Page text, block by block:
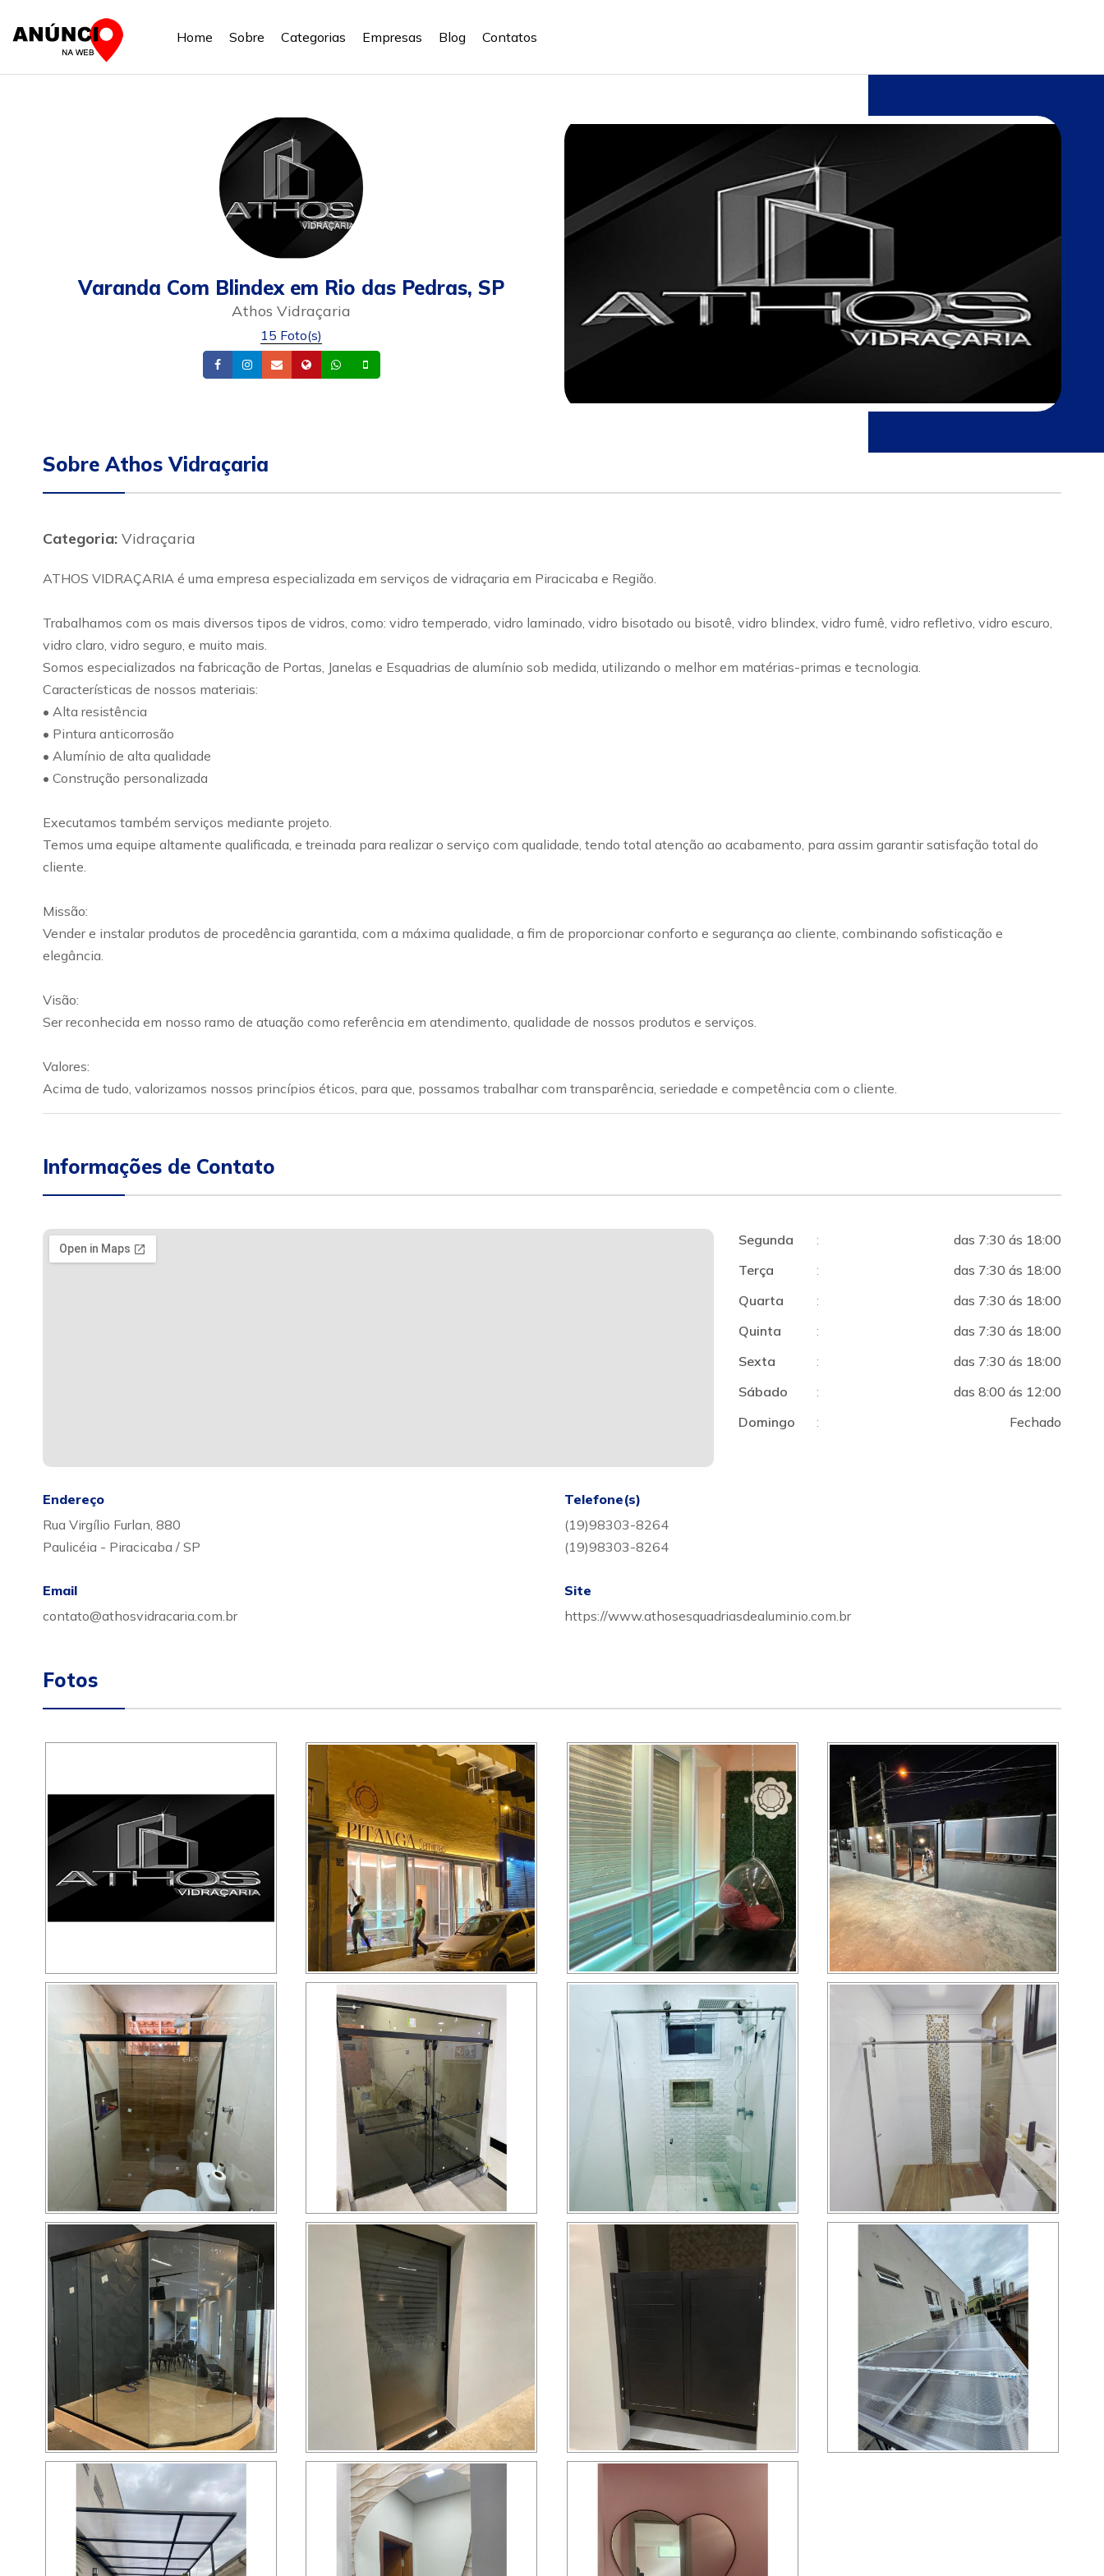
Home Sobre Categorias Empresas Blog Contatos
Varanda Com Blindex em Rio das Pedras, SP
Athos Vidraçaria
15 Foto(s)
FacebookInstagram
Email Site Whatsapp
Sobre Athos Vidraçaria
Categoria: Vidraçaria
ATHOS VIDRAÇARIA é uma empresa especializada em serviços de vidraçaria em Piracicaba e Região.
Trabalhamos com os mais diversos tipos de vidros, como: vidro temperado, vidro laminado, vidro bisotado ou bisotê, vidro blindex, vidro fumê, vidro refletivo, vidro escuro,
vidro claro, vidro seguro, e muito mais.
Somos especializados na fabricação de Portas, Janelas e Esquadrias de alumínio sob medida, utilizando o melhor em matérias-primas e tecnologia.
Características de nossos materiais:
• Alta resistência
• Pintura anticorrosão
• Alumínio de alta qualidade
• Construção personalizada
Executamos também serviços mediante projeto.
Temos uma equipe altamente qualificada, e treinada para realizar o serviço com qualidade, tendo total atenção ao acabamento, para assim garantir satisfação total do
cliente.
Missão:
Vender e instalar produtos de procedência garantida, com a máxima qualidade, a fim de proporcionar conforto e segurança ao cliente, combinando sofisticação e
elegância.
Visão:
Ser reconhecida em nosso ramo de atuação como referência em atendimento, qualidade de nossos produtos e serviços.
Valores:
Acima de tudo, valorizamos nossos princípios éticos, para que, possamos trabalhar com transparência, seriedade e competência com o cliente.
Informações de Contato
Segunda :
das 7:30 ás 18:00
Terça
:
das 7:30 ás 18:00
Quarta
:
das 7:30 ás 18:00
Quinta
:
das 7:30 ás 18:00
Sexta
:
das 7:30 ás 18:00
Sábado
:
das 8:00 ás 12:00
Domingo
: Fechado
Endereço
Rua Virgílio Furlan, 880
Paulicéia - Piracicaba / SP
Telefone(s)
(19)98303-8264
(19)98303-8264
Email
contato@athosvidracaria.com.br
Site
https://www.athosesquadriasdealuminio.com.br
Fotos